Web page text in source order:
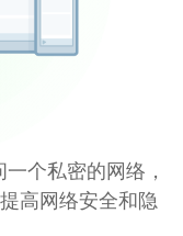
个私密的网络，
高网络安全和隐